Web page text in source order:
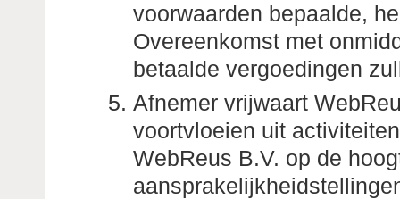
voorwaarden bepaalde,
Overeenkomst met
betaalde vergoedingen
Afnemer vrijwaart
voortvloeien uit
WebReus B.V. op de